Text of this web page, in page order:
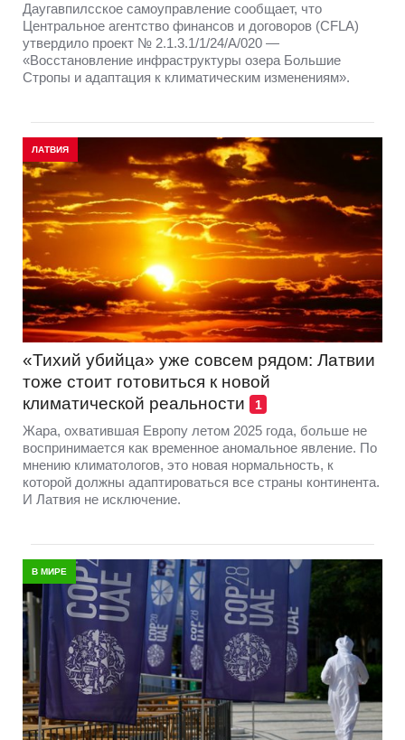
Даугавпилсское самоуправление сообщает, что
Центральное агентство финансов и договоров (CFLA)
утвердило проект № 2.1.3.1/1/24/A/020 —
«Восстановление инфраструктуры озера Большие
Стропы и адаптация к климатическим изменениям».
ЛАТВИЯ
«Тихий убийца» уже совсем рядом: Латвии
тоже стоит готовиться к новой
климатической реальности
1
Жара, охватившая Европу летом 2025 года, больше не
воспринимается как временное аномальное явление. По
мнению климатологов, это новая нормальность, к
которой должны адаптироваться все страны континента.
И Латвия не исключение.
В МИРЕ